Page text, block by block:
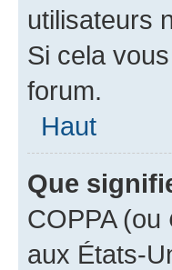
utilisateurs
Si cela
forum.
Haut
Que
COPPA (ou
aux États-